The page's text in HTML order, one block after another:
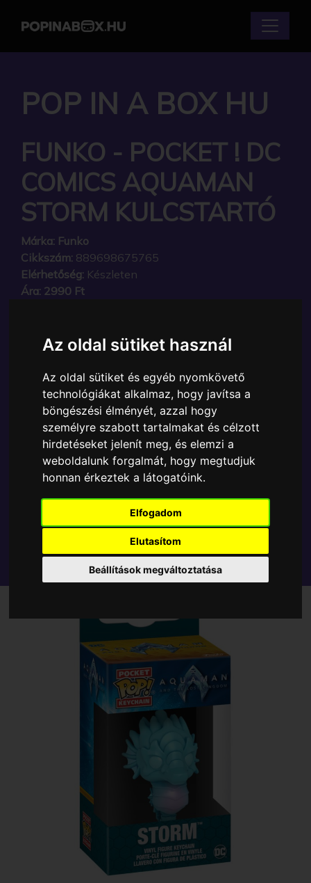
Az oldal sütiket használ
Az oldal sütiket és egyéb nyomkövető
technológiákat alkalmaz, hogy javítsa a
böngészési élményét, azzal hogy
személyre szabott tartalmakat és célzott
hirdetéseket jelenít meg, és elemzi a
weboldalunk forgalmát, hogy megtudjuk
honnan érkeztek a látogatóink.
Elfogadom
Elutasítom
Beállítások megváltoztatása
POP IN A BOX HU
FUNKO - POCKET ! DC
COMICS AQUAMAN
STORM KULCSTARTÓ
Márka: Funko
Cikkszám: 889698675765
Elérhetőség: Készleten
Ára: 2990 Ft
Funko - Pocket ! DC Comics Aquaman Storm
kulcstartó, amely ablakos csomagolásban azaz -
TOVÁBB A VÁSÁRLÁSRA
Tetszik? Osszd meg másokkal!